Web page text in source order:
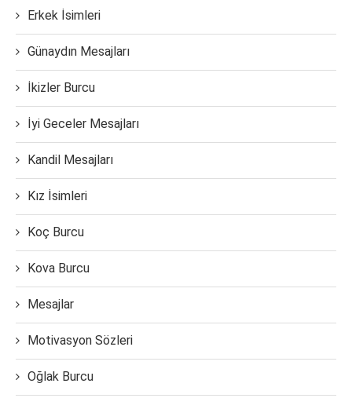
Erkek İsimleri
Günaydın Mesajları
İkizler Burcu
İyi Geceler Mesajları
Kandil Mesajları
Kız İsimleri
Koç Burcu
Kova Burcu
Mesajlar
Motivasyon Sözleri
Oğlak Burcu